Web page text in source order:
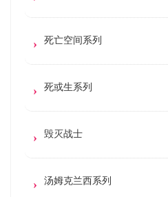
死亡空间系列
死或生系列
毁灭战士
汤姆克兰西系列